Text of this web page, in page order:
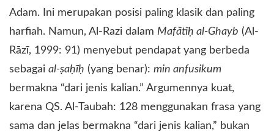
Adam. Ini merupakan posisi paling klasik dan paling
harfiah. Namun, Al-Razi dalam Mafātīḥ al-Ghayb (Al-
Rāzī, 1999: 91) menyebut pendapat yang berbeda
sebagai al-ṣaḥīḥ (yang benar): min anfusikum
bermakna “dari jenis kalian.” Argumennya kuat,
karena QS. Al-Taubah: 128 menggunakan frasa yang
sama dan jelas bermakna “dari jenis kalian,” bukan